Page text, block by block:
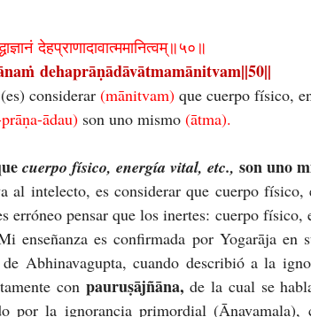
देहप्राणादावात्ममानित्वम्॥५०॥
dehaprāṇādāvātmamānitvam||50||
(es) considerar (mānitvam) que cuerpo físico,
ādau) son uno mismo (ātma).
cuerpo físico, energía vital, etc., son uno
al intelecto, es considerar que cuerpo físico,
erróneo pensar que los inertes: cuerpo
enseñanza es confirmada por Yogarāja en
Abhinavagupta, cuando describió a la
con pauruṣājñāna, de la cual se
por la ignorancia primordial (Āṇavamala),